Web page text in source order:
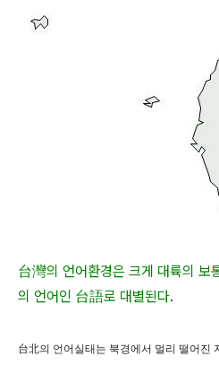
台灣의 언어환경은 크게 대륙의 보
의 언어인 台語로 대별된다.
台北의 언어실태는 북경에서 멀리 떨어진